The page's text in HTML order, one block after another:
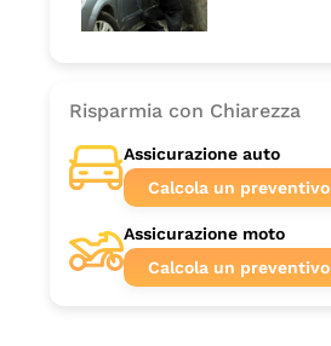
Risparmia con Chiarezza
Assicurazione auto
Calcola un preventivo
Assicurazione moto
Calcola un preventivo